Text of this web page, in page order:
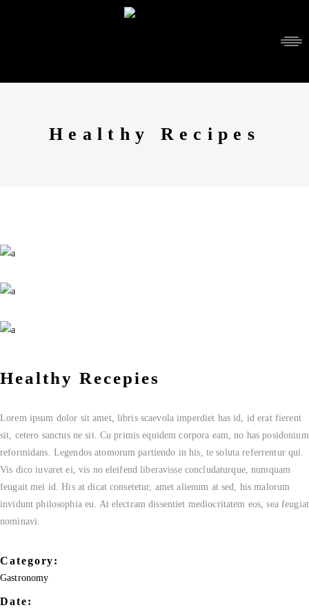
Healthy Recipes
Healthy Recepies
Lorem ipsum dolor sit amet, libris scaevola imperdiet has id, id erat fierent
sit, cetero sanctus ne sit. Cu primis equidem corpora eam, no has posidonium
reformidans. Legendos atomorum partiendo in his, te soluta referrentur qui.
Vis dico iuvaret ei, vis no eleifend liberavisse concludaturque, numquam
feugait mei id. His at dicat consetetur, amet alienum at sed, his malorum
invidunt philosophia eu. At electram dissentiet mediocritatem eos, sea feugiat
nominavi.
Category:
Gastronomy
Date: